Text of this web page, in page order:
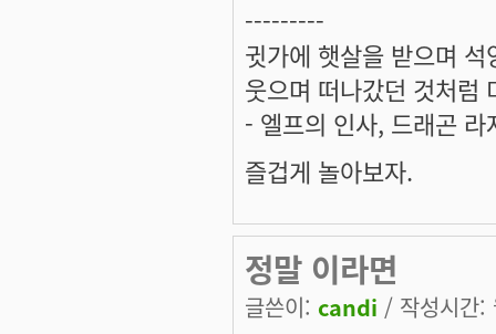
---------
귓가에 햇살을 받으며
웃으며 떠나갔던 것처럼
- 엘프의 인사, 드래곤 라
즐겁게 놀아보자.
정말 이라면
글쓴이: candi / 작성시간